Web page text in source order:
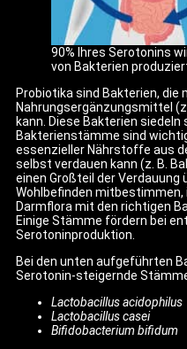
90% Ihres Serotonins
von Bakterien
Probiotika sind Bakterien,
Nahrungsergänzungsmittel
kann. Diese Bakterien
Bakterienstämme sind
essenzieller Nährstoffe aus
selbst verdauen kann (z. B.
einen Großteil der Verdauung
Wohlbefinden
Darmflora mit den richtigen
Einige Stämme fördern bei
Serotoninproduktion.
Bei den unten aufgeführten
Serotonin-steigernde
Lactobacillus acidophilus
Lactobacillus casei
Bifidobacterium bifidum